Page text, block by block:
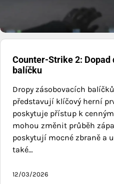
Counter-Strike 2: Dopad
balíčku
Dropy zásobovacích
představují klíčový herní
poskytuje přístup k
mohou změnit průběh
poskytují mocné zbraně a
také…
12/03/2026